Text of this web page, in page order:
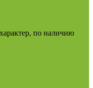
по наличию